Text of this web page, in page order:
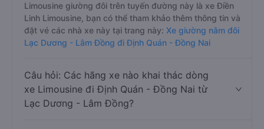
Limousine giường đôi trên tuyến đường này là xe Điền
Linh Limousine, bạn có thể tham khảo thêm thông tin và
đặt vé các nhà xe này tại trang này: Xe giường nằm đôi
Lạc Dương - Lâm Đồng đi Định Quán - Đồng Nai
Câu hỏi: Các hãng xe nào khai thác dòng
xe Limousine đi Định Quán - Đồng Nai từ
Lạc Dương - Lâm Đồng?